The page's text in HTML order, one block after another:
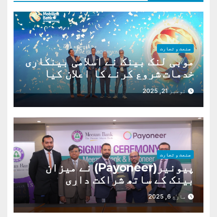
صنعت و تجارت
موبی لنک بینک نے اسلامی بینکاری
خدمات شروع کرنے کا اعلان کیا
ہے،
نومبر 21, 2025
صنعت و تجارت
پیونیر(Payoneer) نے میزان
بینک کے ساتھ شراکت داری
مارچ 6, 2025